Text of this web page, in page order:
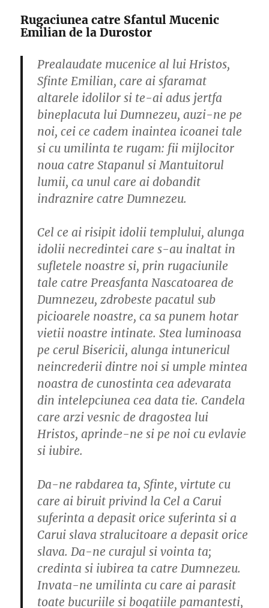
Rugaciunea catre Sfantul Mucenic
Emilian de la Durostor
Prealaudate mucenice al lui Hristos,
Sfinte Emilian, care ai sfaramat
altarele idolilor si te-ai adus jertfa
bineplacuta lui Dumnezeu, auzi-ne pe
noi, cei ce cadem inaintea icoanei tale
si cu umilinta te rugam: fii mijlocitor
noua catre Stapanul si Mantuitorul
lumii, ca unul care ai dobandit
indraznire catre Dumnezeu.
Cel ce ai risipit idolii templului, alunga
idolii necredintei care s-au inaltat in
sufletele noastre si, prin rugaciunile
tale catre Preasfanta Nascatoarea de
Dumnezeu, zdrobeste pacatul sub
picioarele noastre, ca sa punem hotar
vietii noastre intinate. Stea luminoasa
pe cerul Bisericii, alunga intunericul
neincrederii dintre noi si umple mintea
noastra de cunostinta cea adevarata
din intelepciunea cea data tie. Candela
care arzi vesnic de dragostea lui
Hristos, aprinde-ne si pe noi cu evlavie
si iubire.
Da-ne rabdarea ta, Sfinte, virtute cu
care ai biruit privind la Cel a Carui
suferinta a depasit orice suferinta si a
Carui slava stralucitoare a depasit orice
slava. Da-ne curajul si vointa ta;
credinta si iubirea ta catre Dumnezeu.
Invata-ne umilinta cu care ai parasit
toate bucuriile si bogatiile pamantesti,